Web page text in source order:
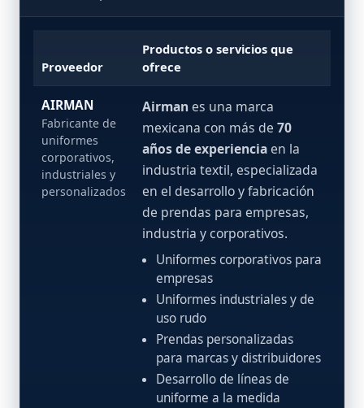
Proveedor
Productos o servicios que
ofrece
AIRMAN
Fabricante de
uniformes
corporativos,
industriales y
personalizados
Airmanes una marca
mexicana con más de 70
años de experiencia en la
industria textil, especializada
en el desarrollo y fabricación
de prendas para empresas,
industria y corporativos.
Uniformes corporativos para
empresas
Uniformes industriales y de
uso rudo
Prendas personalizadas
para marcas y distribuidores
Desarrollo de líneas de
uniforme a la medida